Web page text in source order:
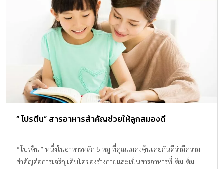
“ โปรตีน” สารอาหารสำคัญช่วยให้ลูกสมองดี
“โปรตีน” หนึ่งในอาหารหลัก 5 หมู่ ที่คุณแม่คงคุ้นเคยกันดีว่ามีความ
สำคัญต่อการเจริญเติบโตของร่างกายและเป็นสารอาหารที่เติมเต็ม